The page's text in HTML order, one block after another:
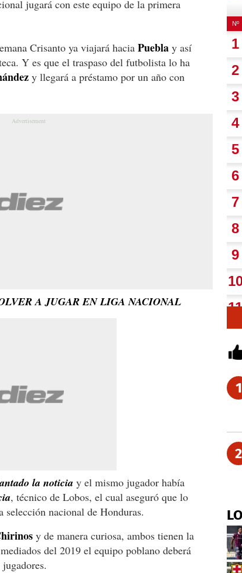
jugará con este equipo de la primera
Crisanto ya viajará hacia Puebla y así
Y es que el traspaso del futbolista lo ha
y llegará a préstamo por un año con
A JUGAR EN LIGA NACIONAL
la noticia y el mismo jugador había
, técnico de Lobos, el cual aseguró que lo
selección nacional de Honduras.
y de manera curiosa, ambos tienen la
del 2019 el equipo poblano deberá
1
2